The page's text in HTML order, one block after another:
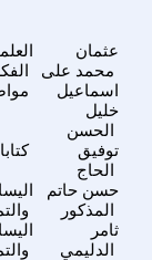
عثمان
محمد على
اسماعيل
خليل
الحسن
توفيق
الحاج
حسن حاتم
المذكور
ثامر
الدليمي